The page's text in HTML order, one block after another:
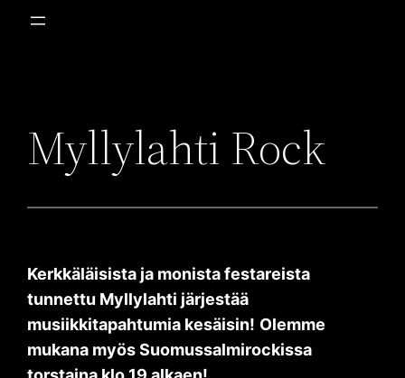
Myllylahti Rock
Kerkkäläisista ja monista festareista
tunnettu Myllylahti järjestää
musiikkitapahtumia kesäisin! Olemme
mukana myös Suomussalmirockissa